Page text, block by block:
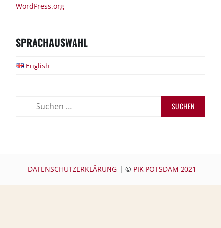
WordPress.org
SPRACHAUSWAHL
English
DATENSCHUTZERKLÄRUNG | © PIK POTSDAM 2021